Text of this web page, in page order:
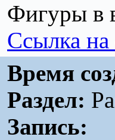
Фигуры в
Ссылка на
Время
Раздел:
Запись: